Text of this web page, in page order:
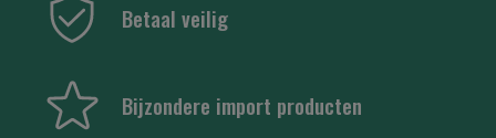
Betaal veilig
Bijzondere import producten